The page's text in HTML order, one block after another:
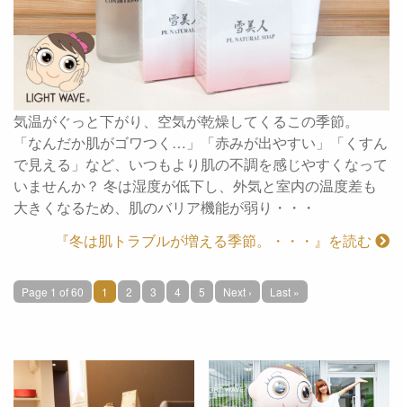
気温がぐっと下がり、空気が乾燥してくるこの季節。
「なんだか肌がゴワつく…」「赤みが出やすい」「くすん
で見える」など、いつもより肌の不調を感じやすくなって
いませんか？ 冬は湿度が低下し、外気と室内の温度差も
大きくなるため、肌のバリア機能が弱り・・・
『冬は肌トラブルが増える季節。・・・』を読む
Page 1 of 60 1 2 3 4 5 Next › Last »